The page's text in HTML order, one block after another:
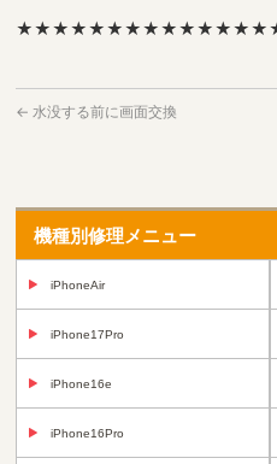
← 水没する前に画面交換
機種別修理メニュー
iPhoneAir
iPhone17Pro
iPhone16e
iPhone16Pro